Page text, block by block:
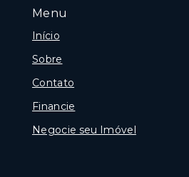
Menu
Início
Sobre
Contato
Financie
Negocie seu Imóvel